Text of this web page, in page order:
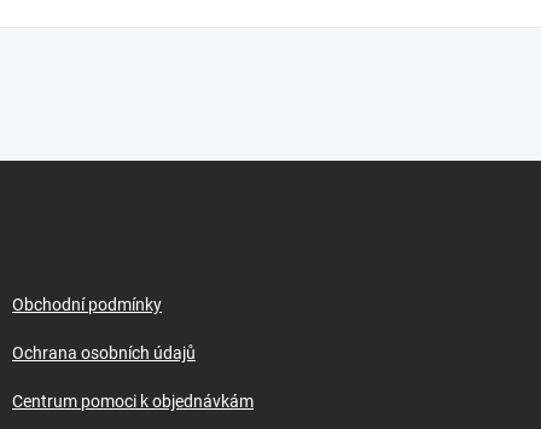
Obchodní podmínky
Ochrana osobních údajů
Centrum pomoci k objednávkám